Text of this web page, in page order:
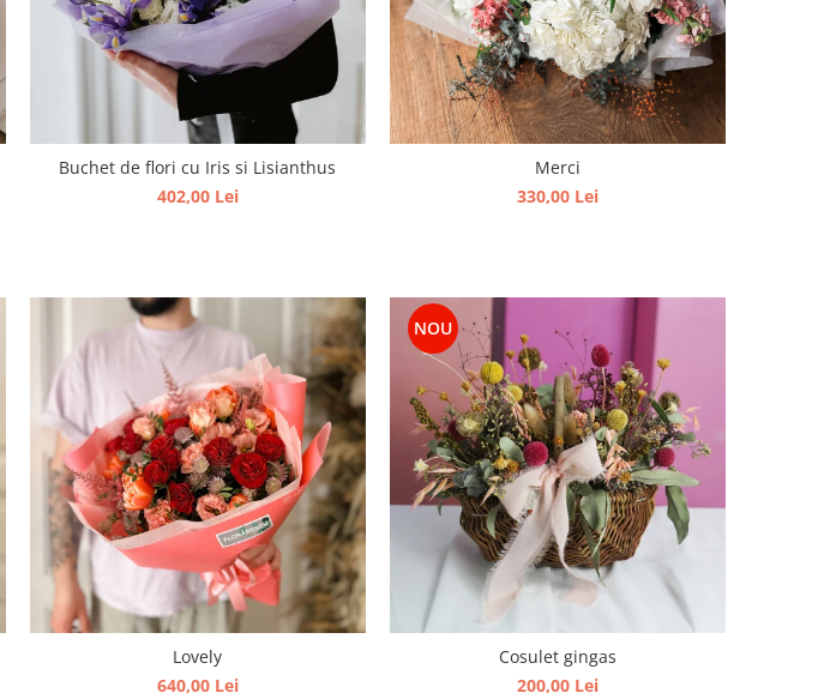
Buchet de flori cu Iris si Lisianthus
402,00 Lei
Merci
330,00 Lei
Lovely
640,00 Lei
NOU
Cosulet gingas
200,00 Lei